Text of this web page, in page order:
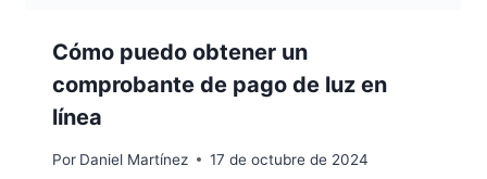
Cómo puedo obtener un
comprobante de pago de luz en
línea
Por Daniel Martínez 17 de octubre de 2024